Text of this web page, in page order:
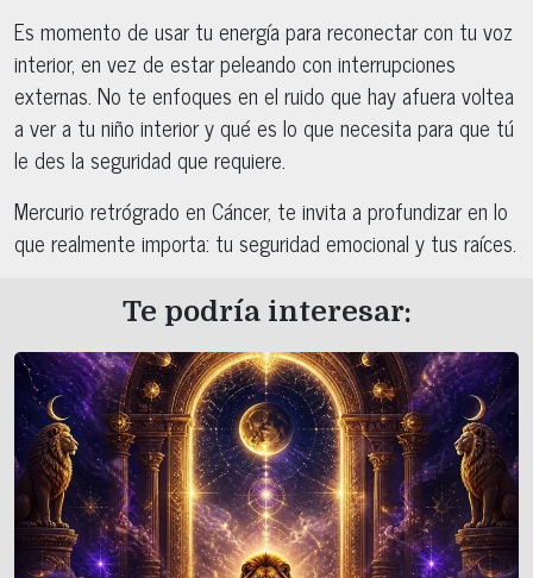
Es momento de usar tu energía para reconectar con tu voz
interior, en vez de estar peleando con interrupciones
externas. No te enfoques en el ruido que hay afuera voltea
a ver a tu niño interior y qué es lo que necesita para que tú
le des la seguridad que requiere.
Mercurio retrógrado en Cáncer, te invita a profundizar en lo
que realmente importa: tu seguridad emocional y tus raíces.
Te podría interesar: